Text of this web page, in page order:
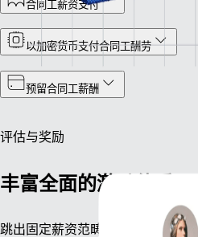
合同工薪资支付
以加密货币支付合同工酬劳
预留合同工薪酬
评估与奖励
丰富全面的激励体系
跳出固定薪资范畴，重塑薪酬激